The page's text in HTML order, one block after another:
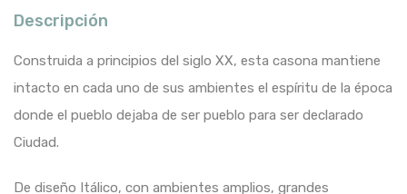
Descripción
Construida a principios del siglo XX, esta casona mantiene
intacto en cada uno de sus ambientes el espíritu de la época
donde el pueblo dejaba de ser pueblo para ser declarado
Ciudad.
De diseño Itálico, con ambientes amplios, grandes